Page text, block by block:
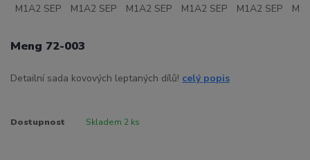
Meng 72-003
Detailní sada kovových leptaných dílů! celý popis
Dostupnost Skladem 2 ks